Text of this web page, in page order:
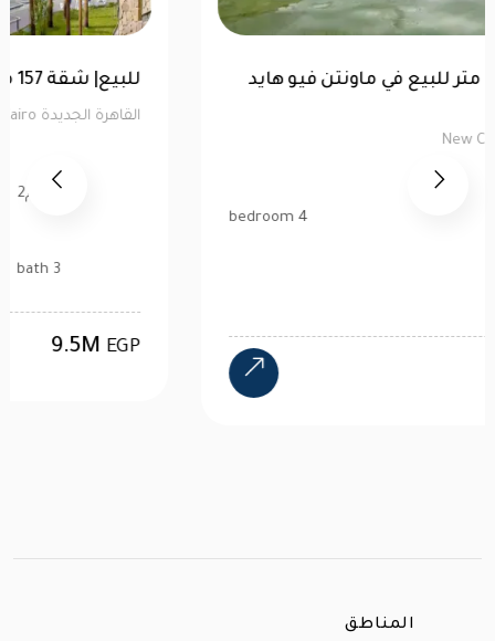
توين هاوس 520 متر للبيع في ماونتن فيو هايد
المناطق